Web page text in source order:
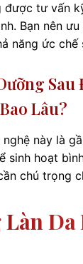
được tư vấn
Bạn nên
năng ức chế
Lâu?
này là
sinh hoạt
chú trọng
Da